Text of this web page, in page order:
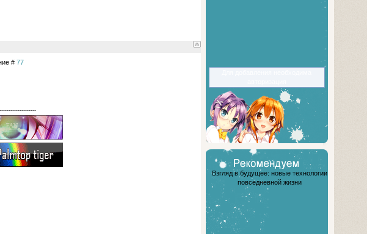
# 77
Взгляд в будущее: новые технологии
повседневной жизни